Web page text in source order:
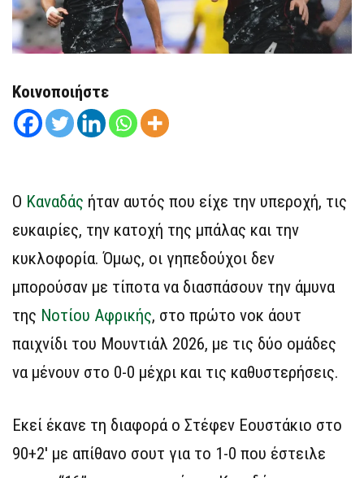
Κοινοποιήστε
Ο Καναδάς ήταν αυτός που είχε την υπεροχή, τις
ευκαιρίες, την κατοχή της μπάλας και την
κυκλοφορία. Όμως, οι γηπεδούχοι δεν
μπορούσαν με τίποτα να διασπάσουν την άμυνα
της Νοτίου Αφρικής, στο πρώτο νοκ άουτ
παιχνίδι του Μουντιάλ 2026, με τις δύο ομάδες
να μένουν στο 0-0 μέχρι και τις καθυστερήσεις.
Εκεί έκανε τη διαφορά ο Στέφεν Εουστάκιο στο
90+2′ με απίθανο σουτ για το 1-0 που έστειλε